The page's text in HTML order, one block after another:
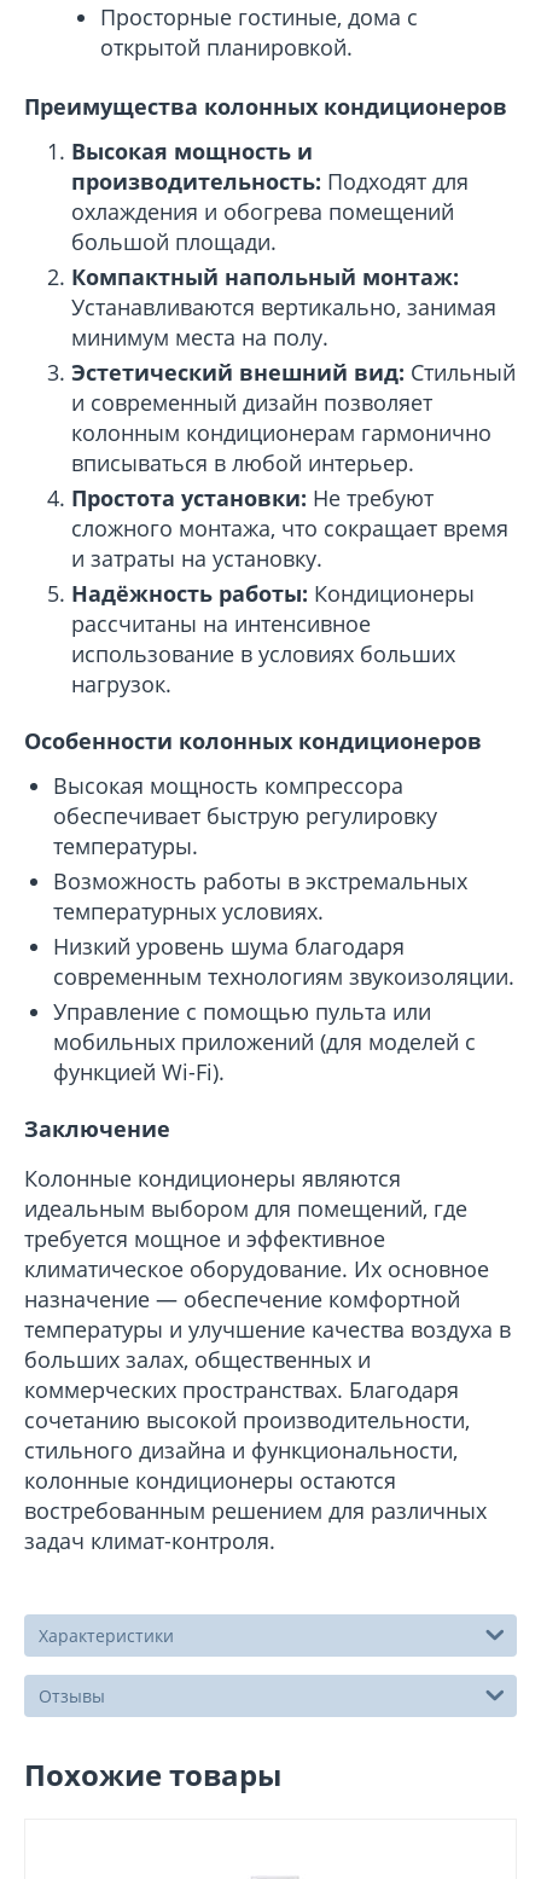
Просторные гостиные, дома с
открытой планировкой.
Преимущества колонных кондиционеров
Высокая мощность и
производительность: Подходят для
охлаждения и обогрева помещений
большой площади.
Компактный напольный монтаж:
Устанавливаются вертикально, занимая
минимум места на полу.
Эстетический внешний вид: Стильный
и современный дизайн позволяет
колонным кондиционерам гармонично
вписываться в любой интерьер.
Простота установки: Не требуют
сложного монтажа, что сокращает время
и затраты на установку.
Надёжность работы: Кондиционеры
рассчитаны на интенсивное
использование в условиях больших
нагрузок.
Особенности колонных кондиционеров
Высокая мощность компрессора
обеспечивает быструю регулировку
температуры.
Возможность работы в экстремальных
температурных условиях.
Низкий уровень шума благодаря
современным технологиям звукоизоляции.
Управление с помощью пульта или
мобильных приложений (для моделей с
функцией Wi-Fi).
Заключение
Колонные кондиционеры являются
идеальным выбором для помещений, где
требуется мощное и эффективное
климатическое оборудование. Их основное
назначение — обеспечение комфортной
температуры и улучшение качества воздуха в
больших залах, общественных и
коммерческих пространствах. Благодаря
сочетанию высокой производительности,
стильного дизайна и функциональности,
колонные кондиционеры остаются
востребованным решением для различных
задач климат-контроля.
Характеристики
Отзывы
Похожие товары